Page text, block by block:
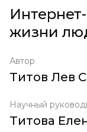
жизни
Автор
Титов Лев
Научный
Титова